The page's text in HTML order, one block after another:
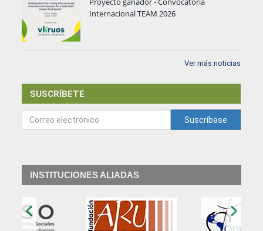
Internacional TEAM 2026
Ver más noticias
SUSCRÍBETE
Suscríbase
INSTITUCIONES ALIADAS